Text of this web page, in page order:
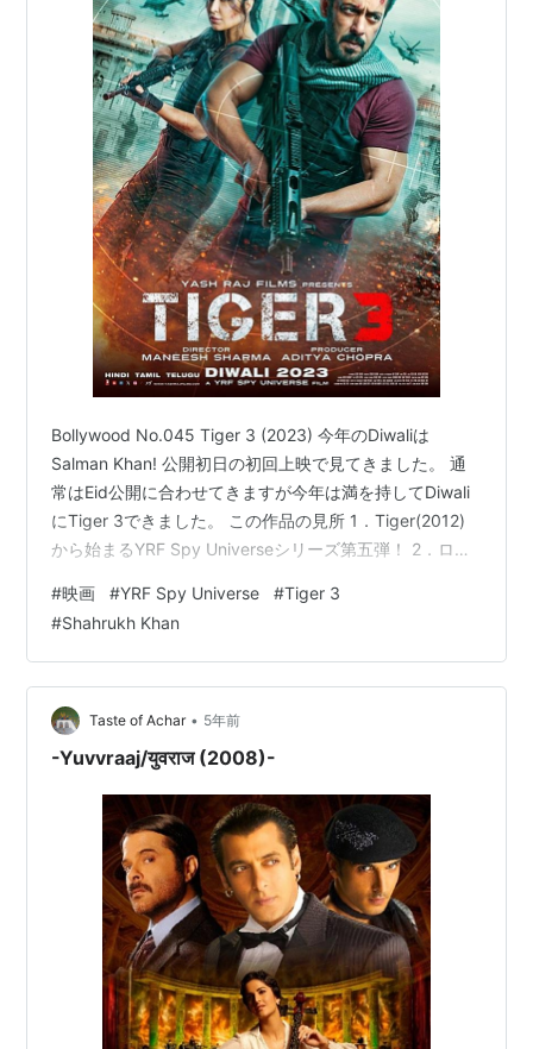
Bollywood No.045 Tiger 3 (2023) 今年のDiwaliは
Salman Khan! 公開初日の初回上映で見てきました。 通
常はEid公開に合わせてきますが今年は満を持してDiwali
にTiger 3できました。 この作品の見所 1．Tiger(2012)
から始まるYRF Spy Universeシリーズ第五弾！ 2．ロマ
督！ 3．Pathaan(2023)を見た方はだいたい察しがつい
てると思いますが、どこかでPathaan(SRK)が特別出演！
achar.pssamphran.com それ以外は恐らくミッ…
#映画 #YRF Spy Universe #Tiger 3
#Shahrukh Khan
Taste of Achar • 5年前
-Yuvvraaj/युवराज (2008)-